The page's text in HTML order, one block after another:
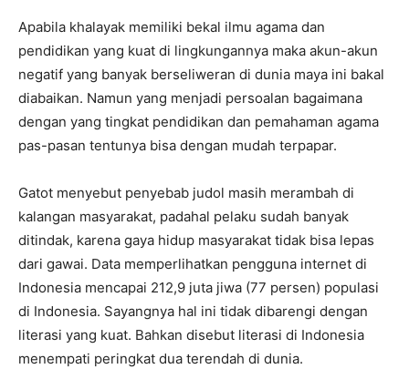
Apabila khalayak memiliki bekal ilmu agama dan
pendidikan yang kuat di lingkungannya maka akun-akun
negatif yang banyak berseliweran di dunia maya ini bakal
diabaikan. Namun yang menjadi persoalan bagaimana
dengan yang tingkat pendidikan dan pemahaman agama
pas-pasan tentunya bisa dengan mudah terpapar.
Gatot menyebut penyebab judol masih merambah di
kalangan masyarakat, padahal pelaku sudah banyak
ditindak, karena gaya hidup masyarakat tidak bisa lepas
dari gawai. Data memperlihatkan pengguna internet di
Indonesia mencapai 212,9 juta jiwa (77 persen) populasi
di Indonesia. Sayangnya hal ini tidak dibarengi dengan
literasi yang kuat. Bahkan disebut literasi di Indonesia
menempati peringkat dua terendah di dunia.